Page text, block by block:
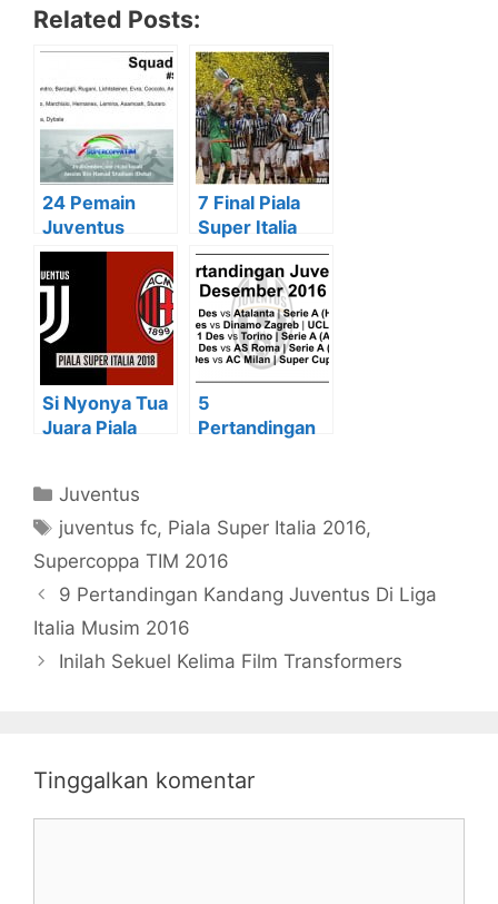
Related Posts:
24 Pemain
Juventus
Dipersiapkan
Untuk Piala
Super Italia
7 Final Piala
Super Italia
Yang
Dimenangkan
oleh Juventus
Si Nyonya Tua
Juara Piala
5
Pertandingan
2016
Kategori
Juventus
Tag
juventus fc, Piala Super Italia 2016,
Supercoppa TIM 2016
9 Pertandingan Kandang Juventus Di Liga
Italia Musim 2016
Inilah Sekuel Kelima Film Transformers
Tinggalkan komentar